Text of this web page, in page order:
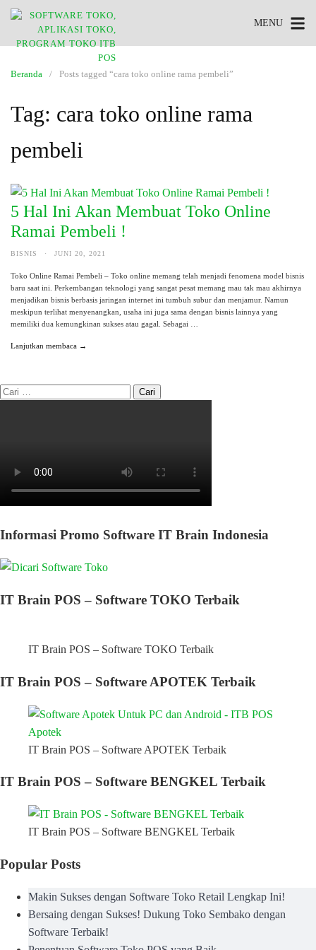
MENU
Beranda Posts tagged “cara toko online rama pembeli”
Tag: cara toko online rama
pembeli
5 Hal Ini Akan Membuat Toko Online
Ramai Pembeli !
BISNIS · JUNI 20, 2021
Toko Online Ramai Pembeli – Toko online memang telah menjadi fenomena model bisnis
baru saat ini. Perkembangan teknologi yang sangat pesat memang mau tak mau akhirnya
menjadikan bisnis berbasis jaringan internet ini tumbuh subur dan menjamur. Namun
meskipun terlihat menyenangkan, usaha ini juga sama dengan bisnis lainnya yang
memiliki dua kemungkinan sukses atau gagal. Sebagai …
Lanjutkan membaca →
Informasi Promo Software IT Brain Indonesia
IT Brain POS – Software TOKO Terbaik
IT Brain POS – Software TOKO Terbaik
IT Brain POS – Software APOTEK Terbaik
IT Brain POS – Software APOTEK Terbaik
IT Brain POS – Software BENGKEL Terbaik
IT Brain POS – Software BENGKEL Terbaik
Popular Posts
Makin Sukses dengan Software Toko Retail Lengkap Ini!
Bersaing dengan Sukses! Dukung Toko Sembako dengan
Software Terbaik!